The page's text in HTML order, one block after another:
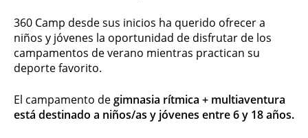
360 Camp desde sus inicios ha querido ofrecer a
niños y jóvenes la oportunidad de disfrutar de los
campamentos de verano mientras practican su
deporte favorito.
El campamento degimnasia rítmica + multiaventura
está destinado a niños/as y jóvenes entre 6 y 18 años.